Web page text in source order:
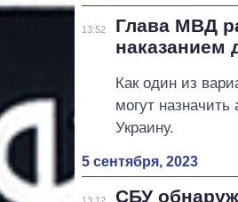
13:52
Глава МВД
наказанием
Как один из
могут
Украину.
5 сентября, 2023
СБУ